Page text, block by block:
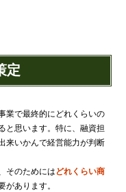
定
業で最終的にどれくらいの
と思います。特に、融資担
来いかんで経営能力が判断
そのためには どれくらい商
があります。